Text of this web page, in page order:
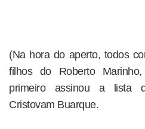
(Na hora do aperto, todos
filhos do Roberto
primeiro assinou a lista
Cristovam Buarque.